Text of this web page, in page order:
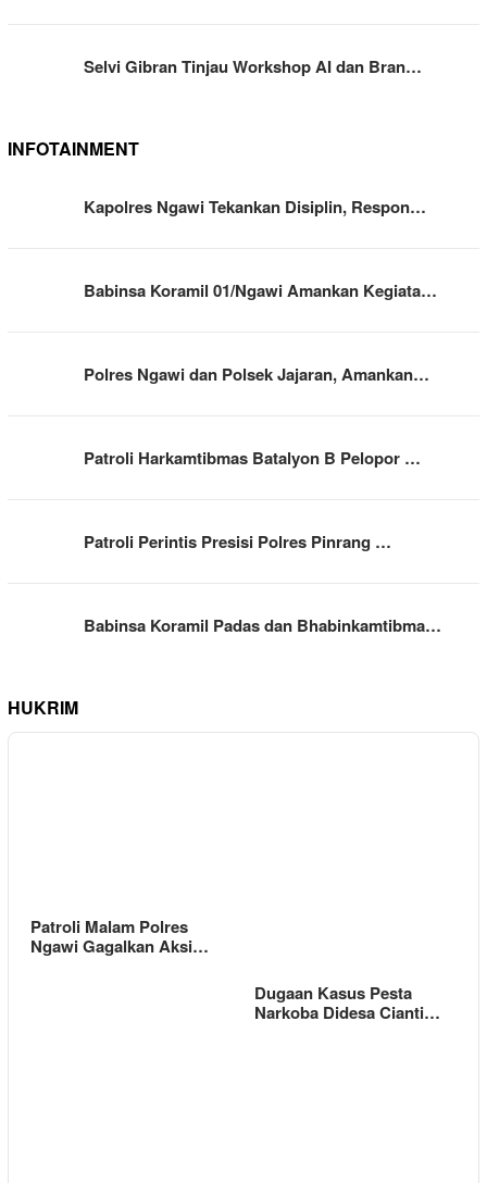
Selvi Gibran Tinjau Workshop AI dan Bran…
INFOTAINMENT
Kapolres Ngawi Tekankan Disiplin, Respon…
Babinsa Koramil 01/Ngawi Amankan Kegiata…
Polres Ngawi dan Polsek Jajaran, Amankan…
Patroli Harkamtibmas Batalyon B Pelopor …
Patroli Perintis Presisi Polres Pinrang …
Babinsa Koramil Padas dan Bhabinkamtibma…
HUKRIM
Patroli Malam Polres
Ngawi Gagalkan Aksi…
Dugaan Kasus Pesta
Narkoba Didesa Cianti…